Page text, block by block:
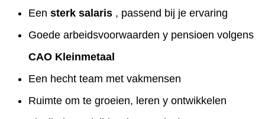
Een sterk salaris , passend bij je ervaring
Goede arbeidsvoorwaarden y pensioen volgens
CAO Kleinmetaal
Een hecht team met vakmensen
Ruimte om te groeien, leren y ontwikkelen